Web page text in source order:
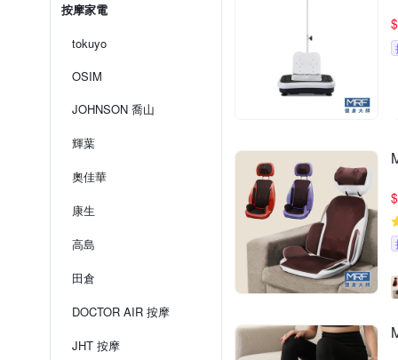
按摩家電
tokuyo
OSIM
JOHNSON 喬山
輝葉
奧佳華
康生
高島
田倉
DOCTOR AIR 按摩
JHT 按摩
$
$